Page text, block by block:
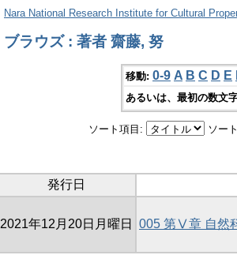
Nara National Research Institute for Cultural
ブラウズ : 著者 齋藤, 努
移動: 0-9 A B C D E
あるいは、最初の数文
ソート項目: ソー
発行日
2021年12月20日月曜日 005 第Ⅴ章 自然